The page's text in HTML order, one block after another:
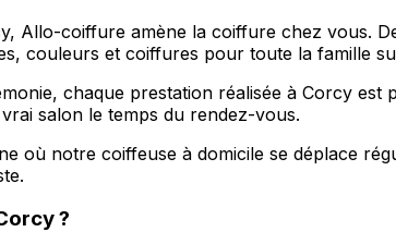
Allo-coiffure amène la coiffure chez vous.
couleurs et coiffures pour toute la famille
chaque prestation réalisée à Corcy
salon le temps du rendez-vous.
où notre coiffeuse à domicile se déplace
?